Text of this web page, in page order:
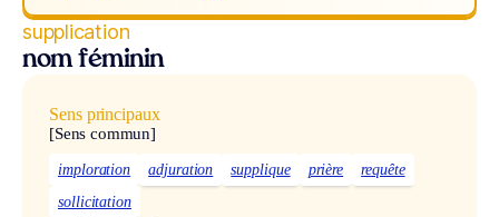
supplication
nom féminin
Sens principaux
[Sens commun]
imploration adjuration supplique prière
requête
sollicitation